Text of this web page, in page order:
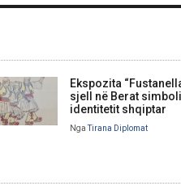
Ekspozita
sjell në Berat
identitetit shqiptar
Nga Tirana Diplomat